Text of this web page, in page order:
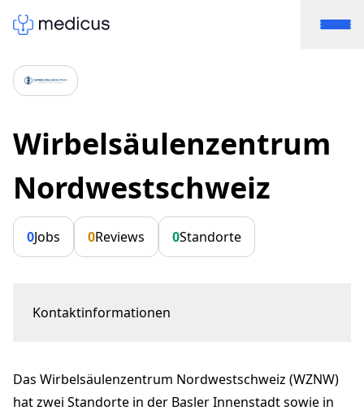
Wirbelsäulenzentrum
Nordwestschweiz
0Jobs 0Reviews 0Standorte
Kontaktinformationen
wznw@hin.ch
+41 61 331 24 24
Das Wirbelsäulenzentrum Nordwestschweiz (WZNW)
hat zwei Standorte in der Basler Innenstadt sowie in